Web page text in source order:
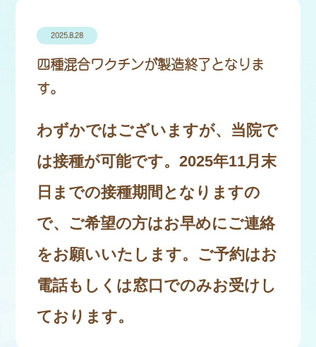
2025.8.28
四種混合ワクチンが製造終了となりま
す。
わずかではございますが、当院で
は接種が可能です。2025年11月末
日までの接種期間となりますの
で、ご希望の方はお早めにご連絡
をお願いいたします。ご予約はお
電話もしくは窓口でのみお受けし
ております。